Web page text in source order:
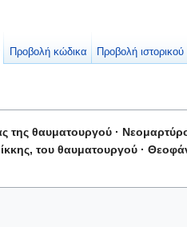
της θαυματουργού ·
του θαυματουργού ·
Προβολή κώδικα Προβολή ιστορικού